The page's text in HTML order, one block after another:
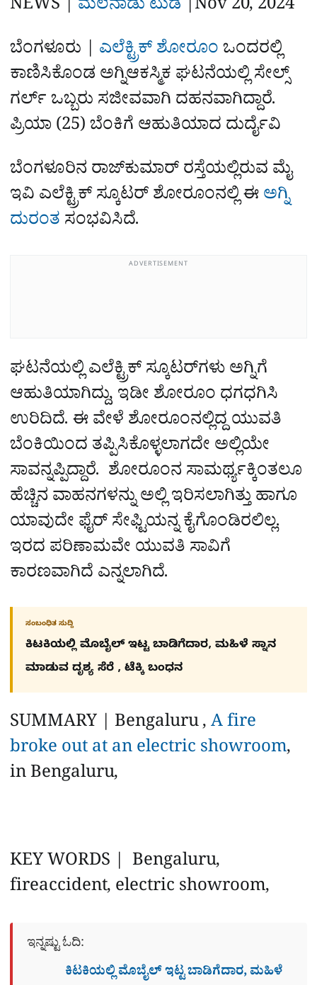
e
NEWS | ಮಲೆನಾಡು ಟುಡೆ |Nov 20, 2024
ಬೆಂಗಳೂರು | ಎಲೆಕ್ಟ್ರಿಕ್ ಶೋರೂಂಒಂದರಲ್ಲಿ
ಕಾಣಿಸಿಕೊಂಡ ಅಗ್ನಿಆಕಸ್ಮಿಕ ಘಟನೆಯಲ್ಲಿ ಸೇಲ್ಸ್
ಗರ್ಲ್ ಒಬ್ಬರು ಸಜೀವವಾಗಿ ದಹನವಾಗಿದ್ದಾರೆ.
ಪ್ರಿಯಾ (25) ಬೆಂಕಿಗೆ ಆಹುತಿಯಾದ ದುರ್ದೈವಿ
ಬೆಂಗಳೂರಿನ ರಾಜ್‌ಕುಮಾರ್ ರಸ್ತೆಯಲ್ಲಿರುವ ಮೈ
ಇವಿ ಎಲೆಕ್ಟ್ರಿಕ್‌ ಸ್ಕೂಟರ್ ಶೋರೂಂನಲ್ಲಿ ಈಅಗ್ನಿ
ದುರಂತ ಸಂಭವಿಸಿದೆ.
ADVERTISEMENT
ಘಟನೆಯಲ್ಲಿ ಎಲೆಕ್ಟ್ರಿಕ್‌ ಸ್ಕೂಟರ್‌ಗಳು ಅಗ್ನಿಗೆ
ಆಹುತಿಯಾಗಿದ್ದು, ಇಡೀ ಶೋರೂಂ ಧಗಧಗಿಸಿ
ಉರಿದಿದೆ. ಈ ವೇಳೆ ಶೋರೂಂನಲ್ಲಿದ್ದ ಯುವತಿ
ಬೆಂಕಿಯಿಂದ ತಪ್ಪಿಸಿಕೊಳ್ಳಲಾಗದೇ ಅಲ್ಲಿಯೇ
ಸಾವನ್ನಪ್ಪಿದ್ದಾರೆ. ಶೋರೂಂನ ಸಾಮರ್ಥ್ಯಕ್ಕಿಂತಲೂ
ಹೆಚ್ಚಿನ ವಾಹನಗಳನ್ನು ಅಲ್ಲಿ ಇರಿಸಲಾಗಿತ್ತು ಹಾಗೂ
ಯಾವುದೇ ಫೈರ್‌ ಸೇಫ್ಟಿಯನ್ನ ಕೈಗೊಂಡಿರಲಿಲ್ಲ.
ಇರದ ಪರಿಣಾಮವೇ ಯುವತಿ ಸಾವಿಗೆ
ಕಾರಣವಾಗಿದೆ ಎನ್ನಲಾಗಿದೆ.
ಸಂಬಂಧಿತ ಸುದ್ದಿ
ಕಿಟಕಿಯಲ್ಲಿ ಮೊಬೈಲ್ ಇಟ್ಟ ಬಾಡಿಗೆದಾರ, ಮಹಿಳೆ ಸ್ನಾನ
ಮಾಡುವ ದೃಶ್ಯ ಸೆರೆ , ಟೆಕ್ಕಿ ಬಂಧನ
SUMMARY | Bengaluru ,A fire
broke out at an electric showroom,
in Bengaluru,
KEY WORDS | Bengaluru,
fireaccident, electric showroom,
ಇನ್ನಷ್ಟು ಓದಿ:
ಕಿಟಕಿಯಲ್ಲಿ ಮೊಬೈಲ್ ಇಟ್ಟ ಬಾಡಿಗೆದಾರ, ಮಹಿಳೆ